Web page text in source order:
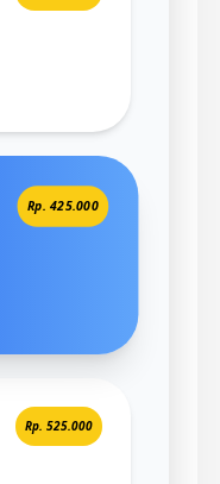
Rp. 425.000
Rp. 525.000